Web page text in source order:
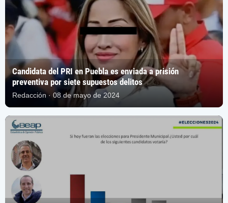
Candidata del PRI en Puebla es enviada a prisión
preventiva por siete supuestos delitos
Redacción · 08 de mayo de 2024